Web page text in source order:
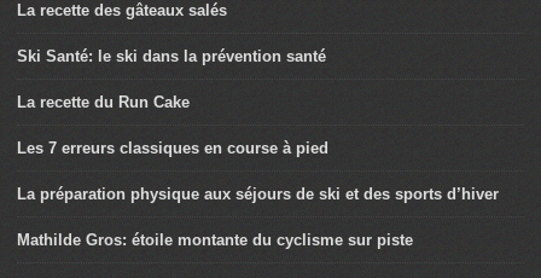
La recette des gâteaux salés
Ski Santé: le ski dans la prévention santé
La recette du Run Cake
Les 7 erreurs classiques en course à pied
La préparation physique aux séjours de ski et des sports d’hiver
Mathilde Gros: étoile montante du cyclisme sur piste